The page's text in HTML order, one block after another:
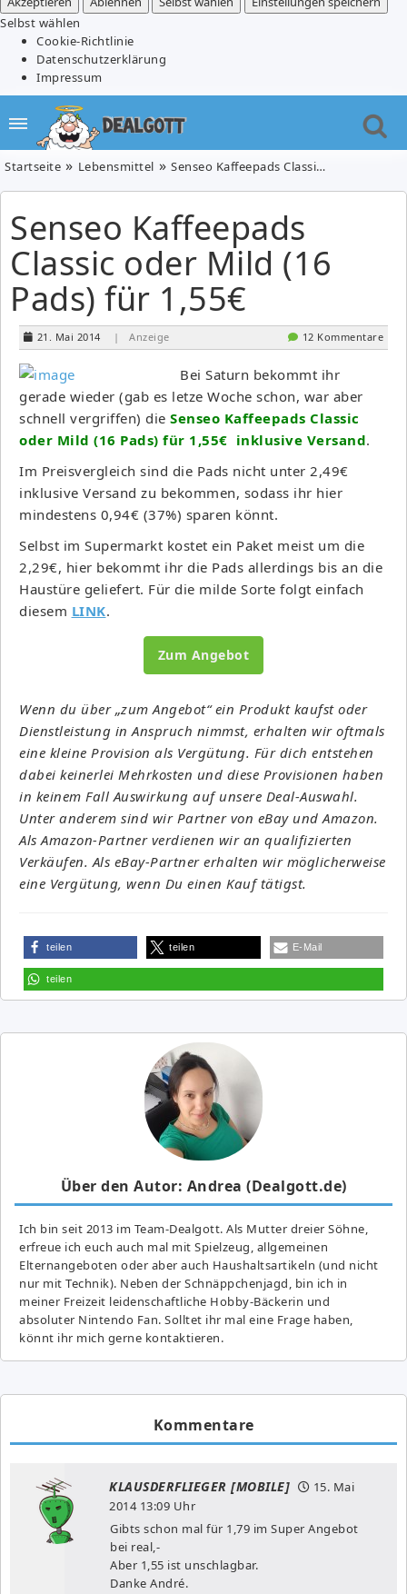
Selbst wählen
Cookie-Richtlinie
Datenschutzerklärung
Impressum
Startseite Lebensmittel Senseo Kaffeepads Classic oder Mild (16 Pads) für 1,55€
Senseo Kaffeepads
Classic oder Mild (16
Pads) für 1,55€
21. Mai 2014 | Anzeige 12 Kommentare
Bei Saturn bekommt ihr
gerade wieder (gab es letze Woche schon, war aber
schnell vergriffen) die Senseo Kaffeepads Classic
oder Mild (16 Pads) für 1,55€ inklusive Versand.
Im Preisvergleich sind die Pads nicht unter 2,49€
inklusive Versand zu bekommen, sodass ihr hier
mindestens 0,94€ (37%) sparen könnt.
Selbst im Supermarkt kostet ein Paket meist um die
2,29€, hier bekommt ihr die Pads allerdings bis an die
Haustüre geliefert. Für die milde Sorte folgt einfach
diesem LINK.
Zum Angebot
Wenn du über „zum Angebot“ ein Produkt kaufst oder
Dienstleistung in Anspruch nimmst, erhalten wir oftmals
eine kleine Provision als Vergütung. Für dich entstehen
dabei keinerlei Mehrkosten und diese Provisionen haben
in keinem Fall Auswirkung auf unsere Deal-Auswahl.
Unter anderem sind wir Partner von eBay und Amazon.
Als Amazon-Partner verdienen wir an qualifizierten
Verkäufen. Als eBay-Partner erhalten wir möglicherweise
eine Vergütung, wenn Du einen Kauf tätigst.
teilen teilen E-Mail
teilen
Über den Autor: Andrea (Dealgott.de)
Ich bin seit 2013 im Team-Dealgott. Als Mutter dreier Söhne,
erfreue ich euch auch mal mit Spielzeug, allgemeinen
Elternangeboten oder aber auch Haushaltsartikeln (und nicht
nur mit Technik). Neben der Schnäppchenjagd, bin ich in
meiner Freizeit leidenschaftliche Hobby-Bäckerin und
absoluter Nintendo Fan. Solltet ihr mal eine Frage haben,
könnt ihr mich gerne kontaktieren.
Kommentare
KLAUSDERFLIEGER [MOBILE]
15. Mai
201413:09 Uhr
Gibts schon mal für 1,79 im Super Angebot
bei real,-
Aber 1,55 ist unschlagbar.
Danke André.